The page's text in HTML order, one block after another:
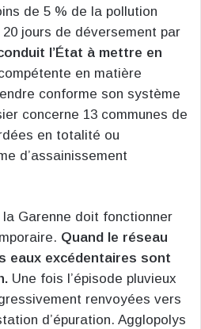
de 5 % de la pollution
jours de déversement par
l’État à mettre en
en matière
conforme son système
concerne 13 communes de
en totalité ou
d’assainissement
Garenne doit fonctionner
Quand le réseau
eaux excédentaires sont
Une fois l’épisode pluvieux
renvoyées vers
d’épuration. Agglopolys